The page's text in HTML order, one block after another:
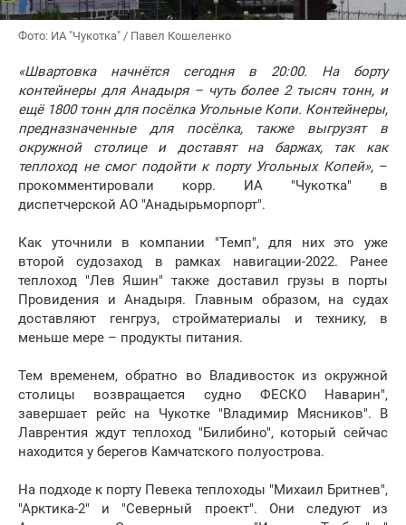
Фото: ИА "Чукотка" / Павел Кошеленко
«Швартовка начнётся сегодня в 20:00. На борту
контейнеры для Анадыря – чуть более 2 тысяч тонн, и
ещё 1800 тонн для посёлка Угольные Копи. Контейнеры,
предназначенные для посёлка, также выгрузят в
окружной столице и доставят на баржах, так как
теплоход не смог подойти к порту Угольных Копей», –
прокомментировали корр. ИА "Чукотка" в
диспетчерской АО "Анадырьморпорт".
Как уточнили в компании "Темп", для них это уже
второй судозаход в рамках навигации-2022. Ранее
теплоход "Лев Яшин" также доставил грузы в порты
Провидения и Анадыря. Главным образом, на судах
доставляют генгруз, стройматериалы и технику, в
меньше мере – продукты питания.
Тем временем, обратно во Владивосток из окружной
столицы возвращается судно ФЕСКО Наварин",
завершает рейс на Чукотке "Владимир Мясников". В
Лаврентия ждут теплоход "Билибино", который сейчас
находится у берегов Камчатского полуострова.
На подходе к порту Певека теплоходы "Михаил Бритнев",
"Арктика-2" и "Северный проект". Они следуют из